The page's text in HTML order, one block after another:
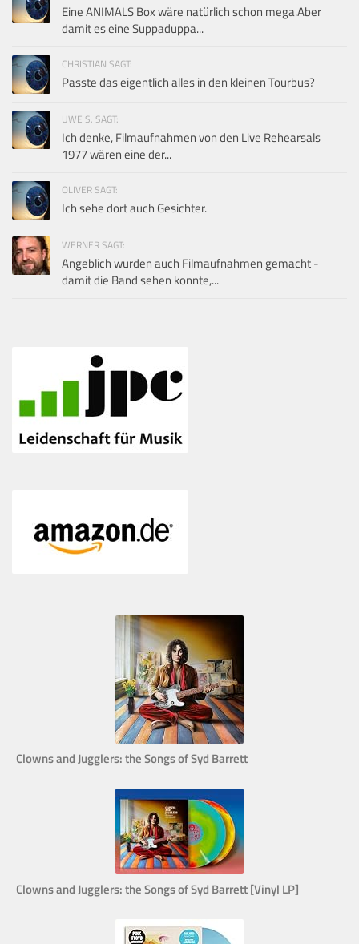
Eine ANIMALS Box wäre natürlich schon mega.Aber
damit es eine Suppaduppa...
CHRISTIAN SAGT:
Passte das eigentlich alles in den kleinen Tourbus?
UWE S. SAGT:
Ich denke, Filmaufnahmen von den Live Rehearsals
1977 wären eine der...
OLIVER SAGT:
Ich sehe dort auch Gesichter.
WERNER SAGT:
Angeblich wurden auch Filmaufnahmen gemacht -
damit die Band sehen konnte,...
Clowns and Jugglers: the Songs of Syd Barrett
Clowns and Jugglers: the Songs of Syd Barrett [Vinyl LP]